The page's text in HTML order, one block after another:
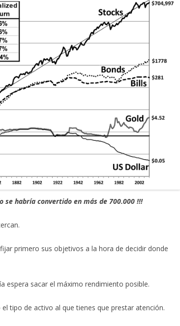
se habría convertido en más de 700.000 !!!
primero sus objetivos a la hora de decidir donde
espera sacar el máximo rendimiento posible.
tipo de activo al que tienes que prestar atención.